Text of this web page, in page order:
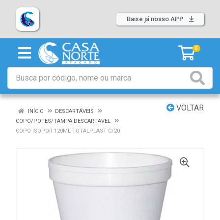
Baixe já nosso APP
0
VOLTAR
INÍCIO
DESCARTÁVEIS
COPO/POTES/TAMPA DESCARTAVEL
COPO ISOPOR 120ML TOTALPLAST C/20